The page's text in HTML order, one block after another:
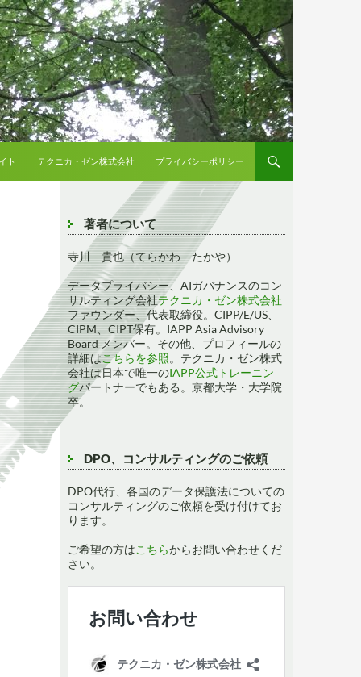
ト テクニカ・ゼン株式会社 プライバシーポリシー
著者について
寺川 貴也（てらかわ たかや）
データプライバシー、AIガバナンスのコン
サルティング会社テクニカ・ゼン株式会社
ファウンダー、代表取締役。CIPP/E/US、
CIPM、CIPT保有。IAPP Asia Advisory
Board メンバー。その他、プロフィールの
詳細はこちらを参照。テクニカ・ゼン株式
会社は日本で唯一のIAPP公式トレーニン
グパートナーでもある。京都大学・大学院
卒。
DPO、コンサルティングのご依頼
DPO代行、各国のデータ保護法についての
コンサルティングのご依頼を受け付けてお
ります。
ご希望の方はこちらからお問い合わせくだ
さい。